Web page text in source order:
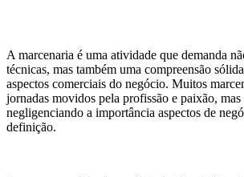
A marcenaria é uma atividade que demanda
técnicas, mas também uma compreensão
aspectos comerciais do negócio. Muitos
jornadas movidos pela profissão e paixão, mas
negligenciando a importância aspectos de
definição.